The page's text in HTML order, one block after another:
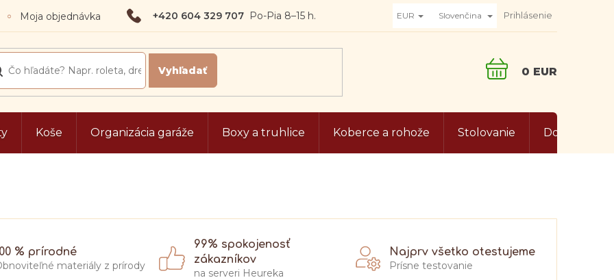
+420 604 329 707
Moja objednávka EUR Slovenčina Prihlásenie
NÁKUPNÝ
Koše Organizácia garáže Boxy a truhlice Koberce a rohože Stolovanie Doplnky do
% prírodné
materiály z prírody
99% spokojenosť
zákazníkov
na serveri Heureka
Najprv všetko otestujeme
Prísne testovanie